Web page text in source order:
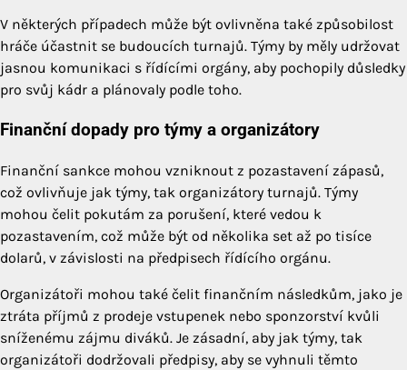
V některých případech může být ovlivněna také způsobilost
hráče účastnit se budoucích turnajů. Týmy by měly udržovat
jasnou komunikaci s řídícími orgány, aby pochopily důsledky
pro svůj kádr a plánovaly podle toho.
Finanční dopady pro týmy a organizátory
Finanční sankce mohou vzniknout z pozastavení zápasů,
což ovlivňuje jak týmy, tak organizátory turnajů. Týmy
mohou čelit pokutám za porušení, které vedou k
pozastavením, což může být od několika set až po tisíce
dolarů, v závislosti na předpisech řídícího orgánu.
Organizátoři mohou také čelit finančním následkům, jako je
ztráta příjmů z prodeje vstupenek nebo sponzorství kvůli
sníženému zájmu diváků. Je zásadní, aby jak týmy, tak
organizátoři dodržovali předpisy, aby se vyhnuli těmto